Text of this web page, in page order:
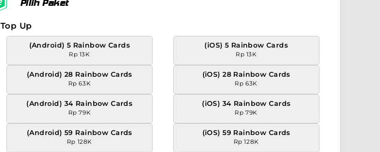
Pilih Paket
Top Up
(Android) 5 Rainbow Cards
Rp 13K
(iOS) 5 Rainbow Cards
Rp 13K
(Android) 28 Rainbow Cards
Rp 63K
(iOS) 28 Rainbow Cards
Rp 63K
(Android) 34 Rainbow Cards
Rp 79K
(iOS) 34 Rainbow Cards
Rp 79K
(Android) 59 Rainbow Cards
Rp 128K
(iOS) 59 Rainbow Cards
Rp 128K